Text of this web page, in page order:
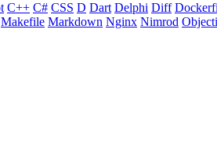
C++ C# CSS D Dart Delphi Diff
Makefile Markdown Nginx Nimrod